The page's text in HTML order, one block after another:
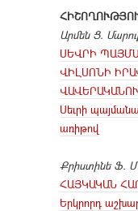
Արմեն Ց.
ՍԵՎՐԻ
ՎԻԼՍՈՆԻ
Սեւրի
առիթով
Քրիստինե Ֆ.
ՀԱՅԿԱԿԱՆ
Երկրորդ